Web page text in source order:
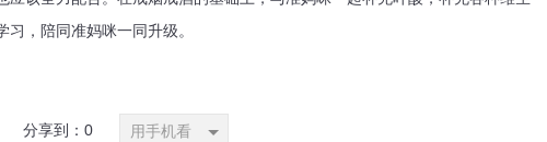
，陪同准妈咪一同升级。
分享到： 0 用手机看